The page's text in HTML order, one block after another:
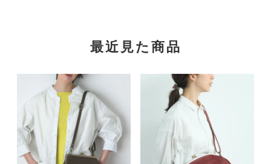
最近見た商品